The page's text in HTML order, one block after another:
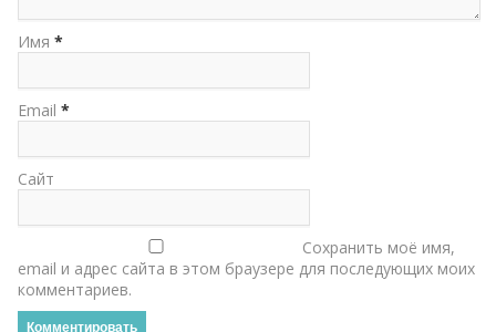
Имя *
Email *
Сайт
Сохранить моё имя,
email и адрес сайта в этом браузере для последующих моих
комментариев.